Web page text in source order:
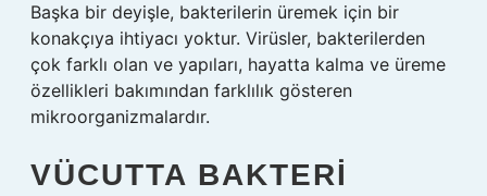
Başka bir deyişle, bakterilerin üremek için bir
konakçıya ihtiyacı yoktur. Virüsler, bakterilerden
çok farklı olan ve yapıları, hayatta kalma ve üreme
özellikleri bakımından farklılık gösteren
mikroorganizmalardır.
VÜCUTTA BAKTERI